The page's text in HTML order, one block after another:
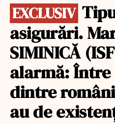
EXCLUSIV
asigurări.
SIMINICĂ
alarmă: Între
dintre
au de